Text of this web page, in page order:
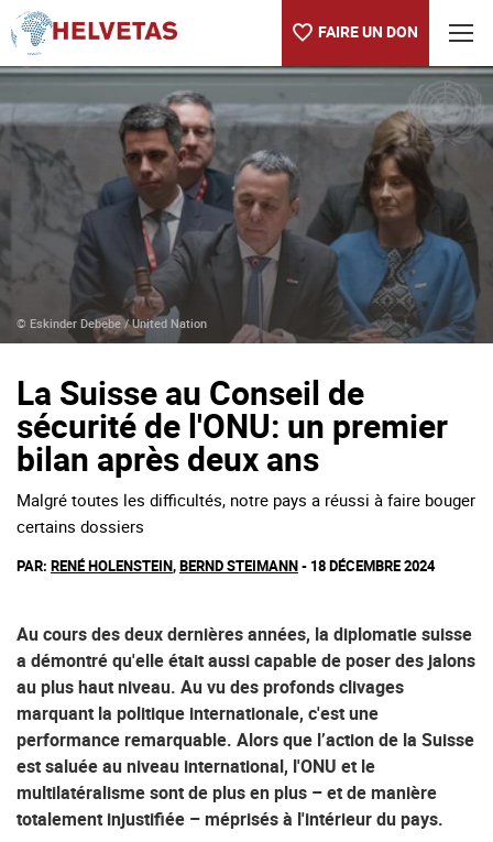
FAIRE UN DON
Table des matières
La Suisse au Conseil de sécurité de l'ONU: un premier bilan
© Eskinder Debebe / United Nation
La Suisse au Conseil de
sécurité de l'ONU: un premier
bilan après deux ans
Malgré toutes les difficultés, notre pays a réussi à faire bouger
certains dossiers
PAR: RENÉ HOLENSTEIN,BERND STEIMANN- 18 DÉCEMBRE 2024
Au cours des deux dernières années, la diplomatie suisse
a démontré qu'elle était aussi capable de poser des jalons
au plus haut niveau. Au vu des profonds clivages
marquant la politique internationale, c'est une
performance remarquable. Alors que l’action de la Suisse
est saluée au niveau international, l'ONU et le
multilatéralisme sont de plus en plus – et de manière
totalement injustifiée – méprisés à l'intérieur du pays.